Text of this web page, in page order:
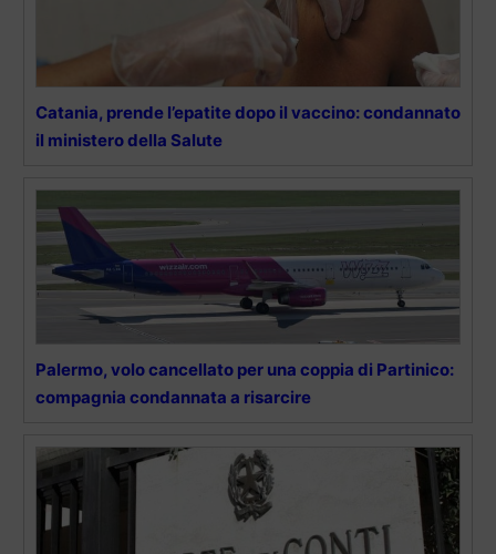
Catania, prende l’epatite dopo il vaccino: condannato
il ministero della Salute
Palermo, volo cancellato per una coppia di Partinico:
compagnia condannata a risarcire